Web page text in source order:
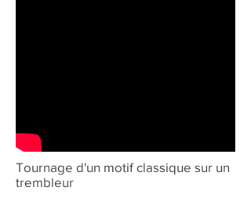
Tournage d'un motif classique sur un
trembleur